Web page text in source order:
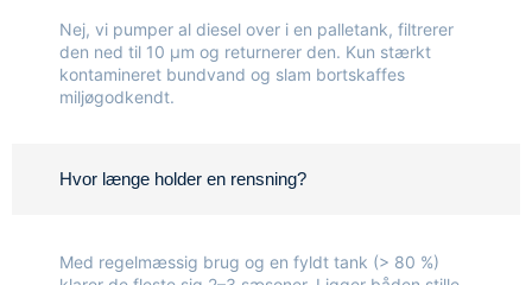
Nej, vi pumper al diesel over i en palletank, filtrerer
den ned til 10 µm og returnerer den. Kun stærkt
kontamineret bundvand og slam bortskaffes
miljøgodkendt.
Hvor længe holder en rensning?
Med regelmæssig brug og en fyldt tank (> 80 %)